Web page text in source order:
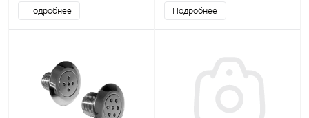
Подробнее Подробнее